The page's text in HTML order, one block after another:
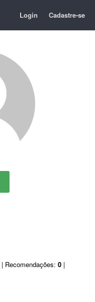
Login Cadastre-se
| Recomendações: 0 |